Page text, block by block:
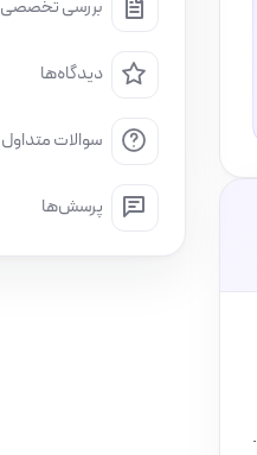
بررسی تخصصی
دیدگاه‌ها
سوالات متداول
پرسش‌ها